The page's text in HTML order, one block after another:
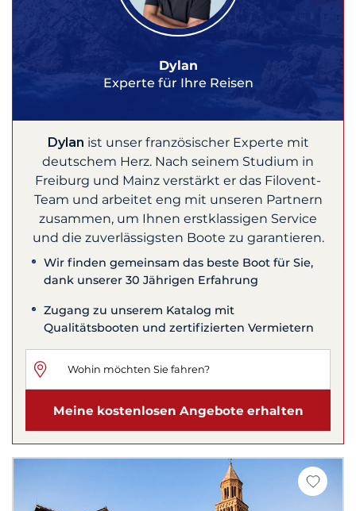
Dylan
Experte für Ihre Reisen
Dylan ist unser französischer Experte mit
deutschem Herz. Nach seinem Studium in
Freiburg und Mainz verstärkt er das Filovent-
Team und arbeitet eng mit unseren Partnern
zusammen, um Ihnen erstklassigen Service
und die zuverlässigsten Boote zu garantieren.
Wir finden gemeinsam das beste Boot für Sie,
dank unserer 30 Jährigen Erfahrung
Zugang zu unserem Katalog mit
Qualitätsbooten und zertifizierten Vermietern
Meine kostenlosen Angebote erhalten